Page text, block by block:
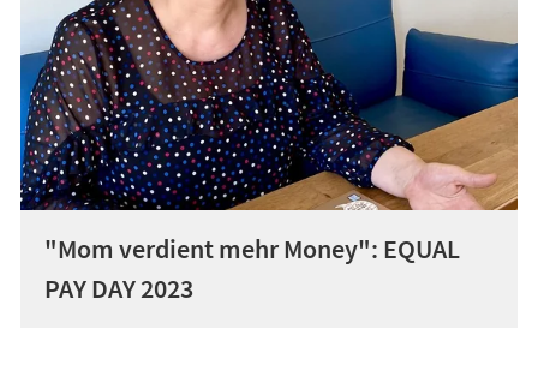
"Mom verdient mehr Money": EQUAL
PAY DAY 2023